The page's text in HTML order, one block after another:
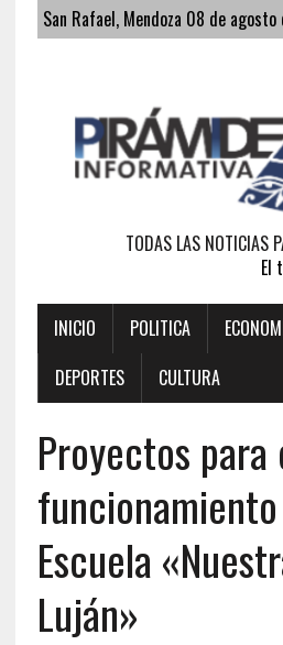
San Rafael, Mendoza 08 de
TODAS LAS NOTICIAS
El
INICIO POLITICA
DEPORTES
CULTURA
Proyectos
Escuela
Luján»